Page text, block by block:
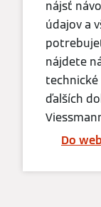
nájsť
údajov a
nájdete
ďalších
Do